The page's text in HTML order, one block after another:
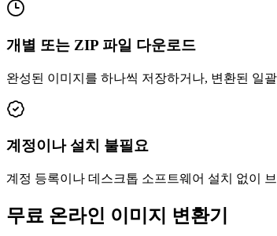
개별 또는 ZIP 파일 다운로드
완성된 이미지를 하나씩 저장하거나, 변환된 일
계정이나 설치 불필요
계정 등록이나 데스크톱 소프트웨어 설치 없이
무료 온라인 이미지 변환기